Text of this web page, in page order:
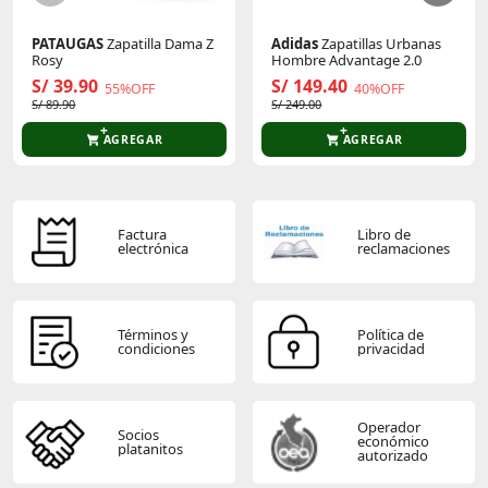
estas zapatillas no son la excepción. Son un gran
cómodo y duradero para sus hijos.
Anímate a darles estos zapatos y verás cómo les
encantará usarlos tanto para jugar como para sus
entrenamientos de running.
PATAUGASZapatilla Dama Z
Rosy
S/ 39.90 55%OFF
S/ 89.90
AGREGAR
AdidasZapatillas Urbanas
Hombre Advantage 2.0
S/ 149.40 40%OFF
S/ 249.00
AGREGAR
Factura
electrónica
Libro de
reclamaciones
Términos y
condiciones
Política de
privacidad
Socios
platanitos
Operador
económico
autorizado